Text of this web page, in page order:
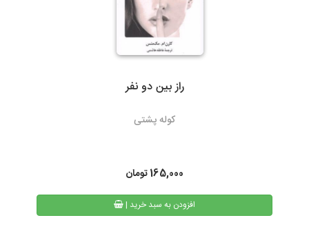
در پست پیشتاز زمان تحویل، بسته به دوری یا نزدیکی شهر مقصد از
ممکن است کالا کمی با تاخیر به دست مشتریان محترم برسد.
همیچنین امکان پیگیری وضعیت سفارشات پست پیشتاز از طریق
راز بین دو نفر
کوله پشتی
165,000تومان
| افزودن به سبد خرید